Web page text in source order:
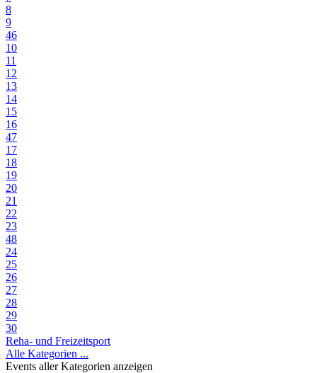
8
9
46
10
11
12
13
14
15
16
47
17
18
19
20
21
22
23
48
24
25
26
27
28
29
30
Reha- und Freizeitsport
Alle Kategorien ...
Events aller Kategorien anzeigen